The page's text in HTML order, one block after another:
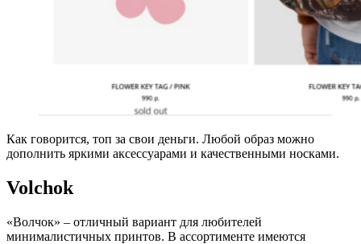
Как говорится, топ за свои деньги. Любой образ можно
дополнить яркими аксессуарами и качественными носками.
Volchok
«Волчок» – отличный вариант для любителей
минималистичных принтов. В ассортименте имеются